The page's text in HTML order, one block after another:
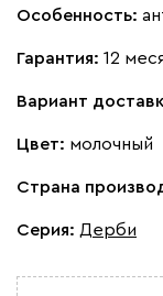
Особенность:
Гарантия: 12
Вариант
Цвет: молочный
Страна
Серия: Дерби